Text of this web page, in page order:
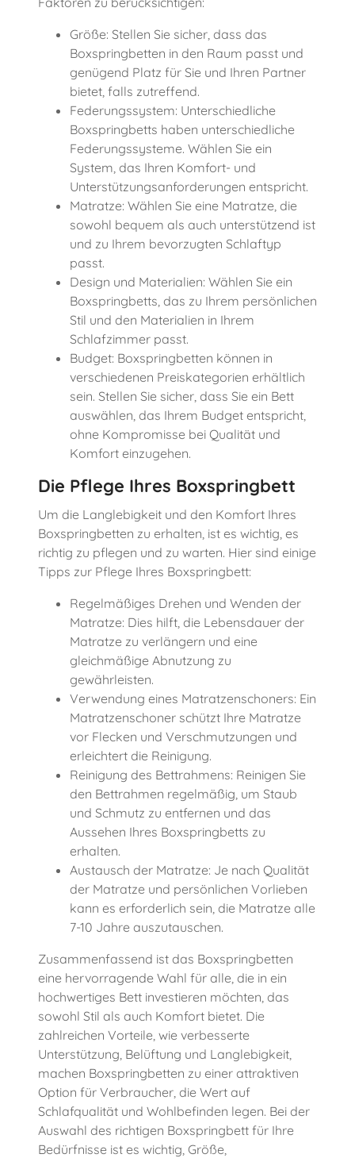
Größe: Stellen Sie sicher, dass das
Boxspringbetten in den Raum passt und
genügend Platz für Sie und Ihren Partner
bietet, falls zutreffend.
Federungssystem: Unterschiedliche
Boxspringbetts haben unterschiedliche
Federungssysteme. Wählen Sie ein
System, das Ihren Komfort- und
Unterstützungsanforderungen entspricht.
Matratze: Wählen Sie eine Matratze, die
sowohl bequem als auch unterstützend ist
und zu Ihrem bevorzugten Schlaftyp
passt.
Design und Materialien: Wählen Sie ein
Boxspringbetts, das zu Ihrem persönlichen
Stil und den Materialien in Ihrem
Schlafzimmer passt.
Budget: Boxspringbetten können in
verschiedenen Preiskategorien erhältlich
sein. Stellen Sie sicher, dass Sie ein Bett
auswählen, das Ihrem Budget entspricht,
ohne Kompromisse bei Qualität und
Komfort einzugehen.
Die Pflege Ihres Boxspringbett
Um die Langlebigkeit und den Komfort Ihres
Boxspringbetten zu erhalten, ist es wichtig, es
richtig zu pflegen und zu warten. Hier sind einige
Tipps zur Pflege Ihres Boxspringbett:
Regelmäßiges Drehen und Wenden der
Matratze: Dies hilft, die Lebensdauer der
Matratze zu verlängern und eine
gleichmäßige Abnutzung zu
gewährleisten.
Verwendung eines Matratzenschoners: Ein
Matratzenschoner schützt Ihre Matratze
vor Flecken und Verschmutzungen und
erleichtert die Reinigung.
Reinigung des Bettrahmens: Reinigen Sie
den Bettrahmen regelmäßig, um Staub
und Schmutz zu entfernen und das
Aussehen Ihres Boxspringbetts zu
erhalten.
Austausch der Matratze: Je nach Qualität
der Matratze und persönlichen Vorlieben
kann es erforderlich sein, die Matratze alle
7-10 Jahre auszutauschen.
Zusammenfassend ist das Boxspringbetten
eine hervorragende Wahl für alle, die in ein
hochwertiges Bett investieren möchten, das
sowohl Stil als auch Komfort bietet. Die
zahlreichen Vorteile, wie verbesserte
Unterstützung, Belüftung und Langlebigkeit,
machen Boxspringbetten zu einer attraktiven
Option für Verbraucher, die Wert auf
Schlafqualität und Wohlbefinden legen. Bei der
Auswahl des richtigen Boxspringbett für Ihre
Bedürfnisse ist es wichtig, Größe,